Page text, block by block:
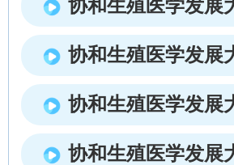
协和生殖医学发展
协和生殖医学发展
协和生殖医学发展
协和生殖医学发展